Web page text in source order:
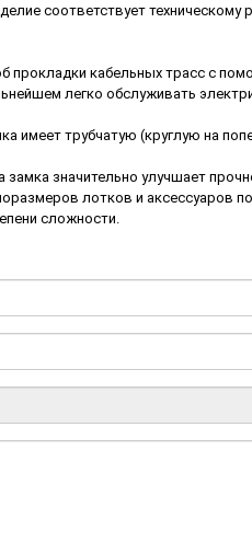
соответствует
прокладки кабельных трасс с
легко обслуживать
имеет трубчатую (круглую на
замка значительно улучшает
лотков и аксессуаров
сложности.